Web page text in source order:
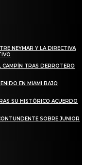
NEYMAR Y LA DIRECTIVA
CAMPÍN TRAS DERROTERO
EN MIAMI BAJO
SU HISTÓRICO ACUERDO
SOBRE JUNIOR